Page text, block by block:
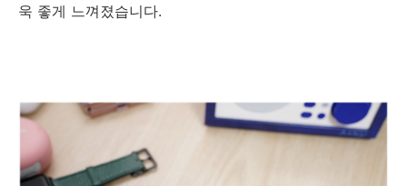
욱 좋게 느껴졌습니다.